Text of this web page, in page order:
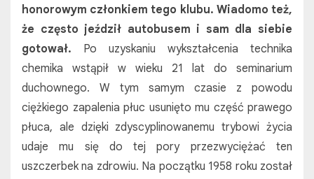
honorowym członkiem tego klubu. Wiadomo też,
że często jeździł autobusem i sam dla siebie
gotował. Po uzyskaniu wykształcenia technika
chemika wstąpił w wieku 21 lat do seminarium
duchownego. W tym samym czasie z powodu
ciężkiego zapalenia płuc usunięto mu część prawego
płuca, ale dzięki zdyscyplinowanemu trybowi życia
udaje mu się do tej pory przezwyciężać ten
uszczerbek na zdrowiu. Na początku 1958 roku został